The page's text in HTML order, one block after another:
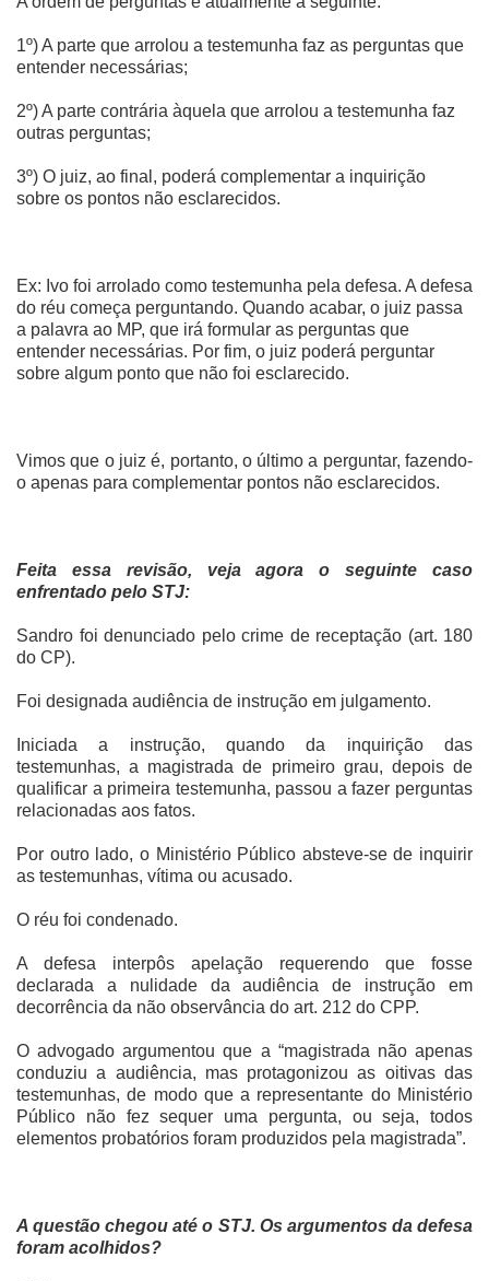
1º) A parte que arrolou a testemunha faz as perguntas que
entender necessárias;
2º) A parte contrária àquela que arrolou a testemunha faz
outras perguntas;
3º) O juiz, ao final, poderá complementar a inquirição
sobre os pontos não esclarecidos.
Ex: Ivo foi arrolado como testemunha pela defesa. A defesa
do réu começa perguntando. Quando acabar, o juiz passa
a palavra ao MP, que irá formular as perguntas que
entender necessárias. Por fim, o juiz poderá perguntar
sobre algum ponto que não foi esclarecido.
Vimos que o juiz é, portanto, o último a perguntar, fazendo-
o apenas para complementar pontos não esclarecidos.
Feita essa revisão, veja agora o seguinte caso
enfrentado pelo STJ:
Sandro foi denunciado pelo crime de receptação (art. 180
do CP).
Foi designada audiência de instrução em julgamento.
Iniciada a instrução, quando da inquirição das
testemunhas, a magistrada de primeiro grau, depois de
qualificar a primeira testemunha, passou a fazer perguntas
relacionadas aos fatos.
Por outro lado, o Ministério Público absteve-se de inquirir
as testemunhas, vítima ou acusado.
O réu foi condenado.
A defesa interpôs apelação requerendo que fosse
declarada a nulidade da audiência de instrução em
decorrência da não observância do art. 212 do CPP.
O advogado argumentou que a “magistrada não apenas
conduziu a audiência, mas protagonizou as oitivas das
testemunhas, de modo que a representante do Ministério
Público não fez sequer uma pergunta, ou seja, todos
elementos probatórios foram produzidos pela magistrada”.
A questão chegou até o STJ. Os argumentos da defesa
foram acolhidos?